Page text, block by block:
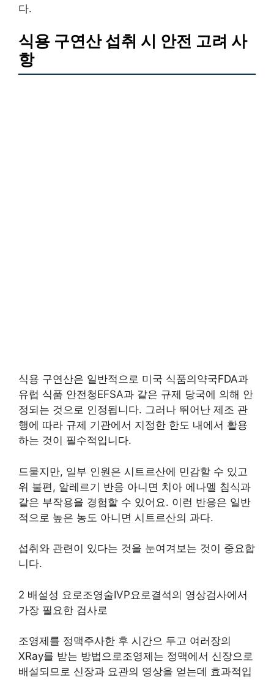
다.
식용 구연산 섭취 시 안전 고려 사
항
식용 구연산은 일반적으로 미국 식품의약국FDA과
유럽 식품 안전청EFSA과 같은 규제 당국에 의해 안
정되는 것으로 인정됩니다. 그러나 뛰어난 제조 관
행에 따라 규제 기관에서 지정한 한도 내에서 활용
하는 것이 필수적입니다.
드물지만, 일부 인원은 시트르산에 민감할 수 있고
위 불편, 알레르기 반응 아니면 치아 에나멜 침식과
같은 부작용을 경험할 수 있어요. 이런 반응은 일반
적으로 높은 농도 아니면 시트르산의 과다.
섭취와 관련이 있다는 것을 눈여겨보는 것이 중요합
니다.
2 배설성 요로조영술IVP요로결석의 영상검사에서
가장 필요한 검사로
조영제를 정맥주사한 후 시간으 두고 여러장의
XRay를 받는 방법으로조영제는 정맥에서 신장으로
배설되므로 신장과 요관의 영상을 얻는데 효과적입